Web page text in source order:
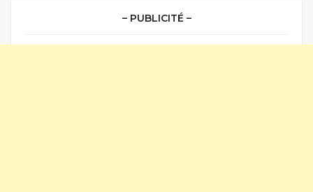
– PUBLICITÉ –